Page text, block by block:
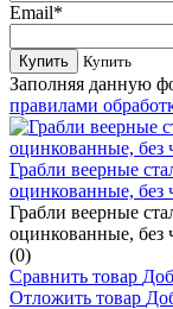
Email*
Купить Купить
Заполняя данную
правилами
Грабли веерные
оцинкованные, без
Грабли веерные
оцинкованные, без
(0)
Сравнить товар
Отложить товар